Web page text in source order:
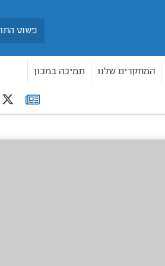
המחקרים שלנו תמיכה במכון
תפוצה